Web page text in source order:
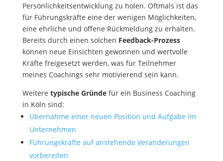
Persönlichkeitsentwicklung zu holen. Oftmals ist das
für Führungskräfte eine der wenigen Möglichkeiten,
eine ehrliche und offene Rückmeldung zu erhalten.
Bereits durch einen solchen Feedback-Prozess
können neue Einsichten gewonnen und wertvolle
Kräfte freigesetzt werden, was für Teilnehmer
meines Coachings sehr motivierend sein kann.
Weitere typische Gründefür ein Business Coaching
in Köln sind:
Übernahme einer neuen Position und Aufgabe im
Unternehmen
Führungskräfte auf anstehende Veränderungen
vorbereiten